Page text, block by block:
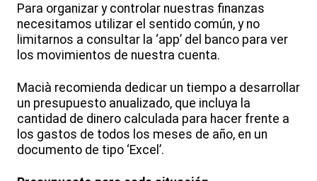
Para organizar y controlar nuestras finanzas
necesitamos utilizar el sentido común, y no
limitarnos a consultar la ‘app’ del banco para ver
los movimientos de nuestra cuenta.
Macià recomienda dedicar un tiempo a desarrollar
un presupuesto anualizado, que incluya la
cantidad de dinero calculada para hacer frente a
los gastos de todos los meses de año, en un
documento de tipo ‘Excel’.